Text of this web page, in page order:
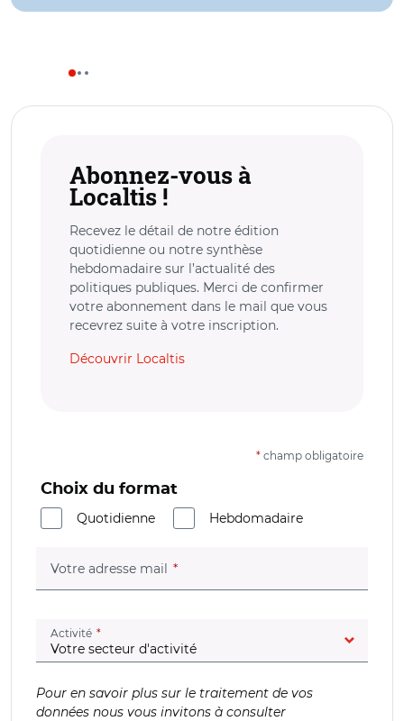
Abonnez-vous à
Localtis !
Recevez le détail de notre édition
quotidienne ou notre synthèse
hebdomadaire sur l’actualité des
politiques publiques. Merci de confirmer
votre abonnement dans le mail que vous
recevrez suite à votre inscription.
Découvrir Localtis
* champ obligatoire
Choix du format
Quotidienne
Hebdomadaire
Votre adresse mail (champ obligatoire)
Activité (champ obligatoire)
Pour en savoir plus sur le traitement de vos
données nous vous invitons à consulter